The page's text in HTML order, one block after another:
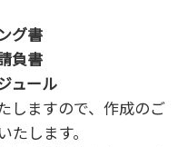
面
グ書
負書
ュール
しますので、作成のご
たします。